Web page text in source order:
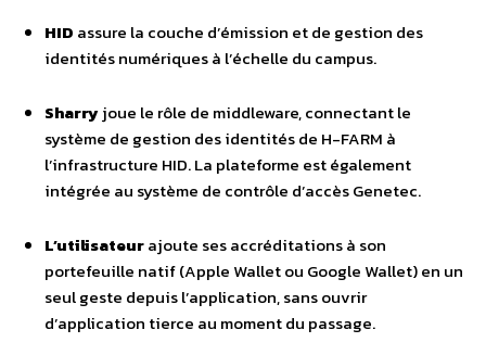
HID assure la couche d’émission et de gestion des
identités numériques à l’échelle du campus.
Sharryjoue le rôle de middleware, connectant le
système de gestion des identités de H-FARM à
l’infrastructure HID. La plateforme est également
intégrée au système de contrôle d’accès Genetec.
L’utilisateurajoute ses accréditations à son
portefeuille natif (Apple Wallet ou Google Wallet) en un
seul geste depuis l’application, sans ouvrir
d’application tierce au moment du passage.